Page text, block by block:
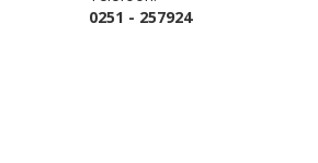
0251 - 257924